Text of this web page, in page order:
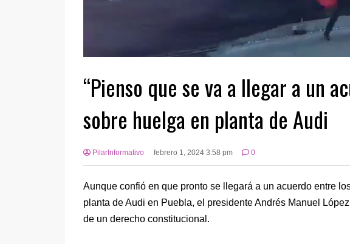
“Pienso que se va a llegar a un
sobre huelga en planta de Audi
PilarInformativo febrero 1, 2024 3:58 pm 0
Aunque confió en que pronto se llegará a un acuerdo entre
planta de Audi en Puebla, el presidente Andrés Manuel
de un derecho constitucional.